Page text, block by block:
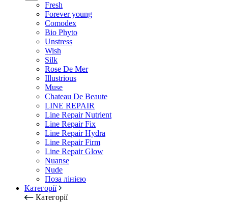
Fresh
Forever young
Comodex
Bio Phyto
Unstress
Wish
Silk
Rose De Mer
Illustrious
Muse
Chateau De Beaute
LINE REPAIR
Line Repair Nutrient
Line Repair Fix
Line Repair Hydra
Line Repair Firm
Line Repair Glow
Nuanse
Nude
Поза лінією
Категорії
Категорії